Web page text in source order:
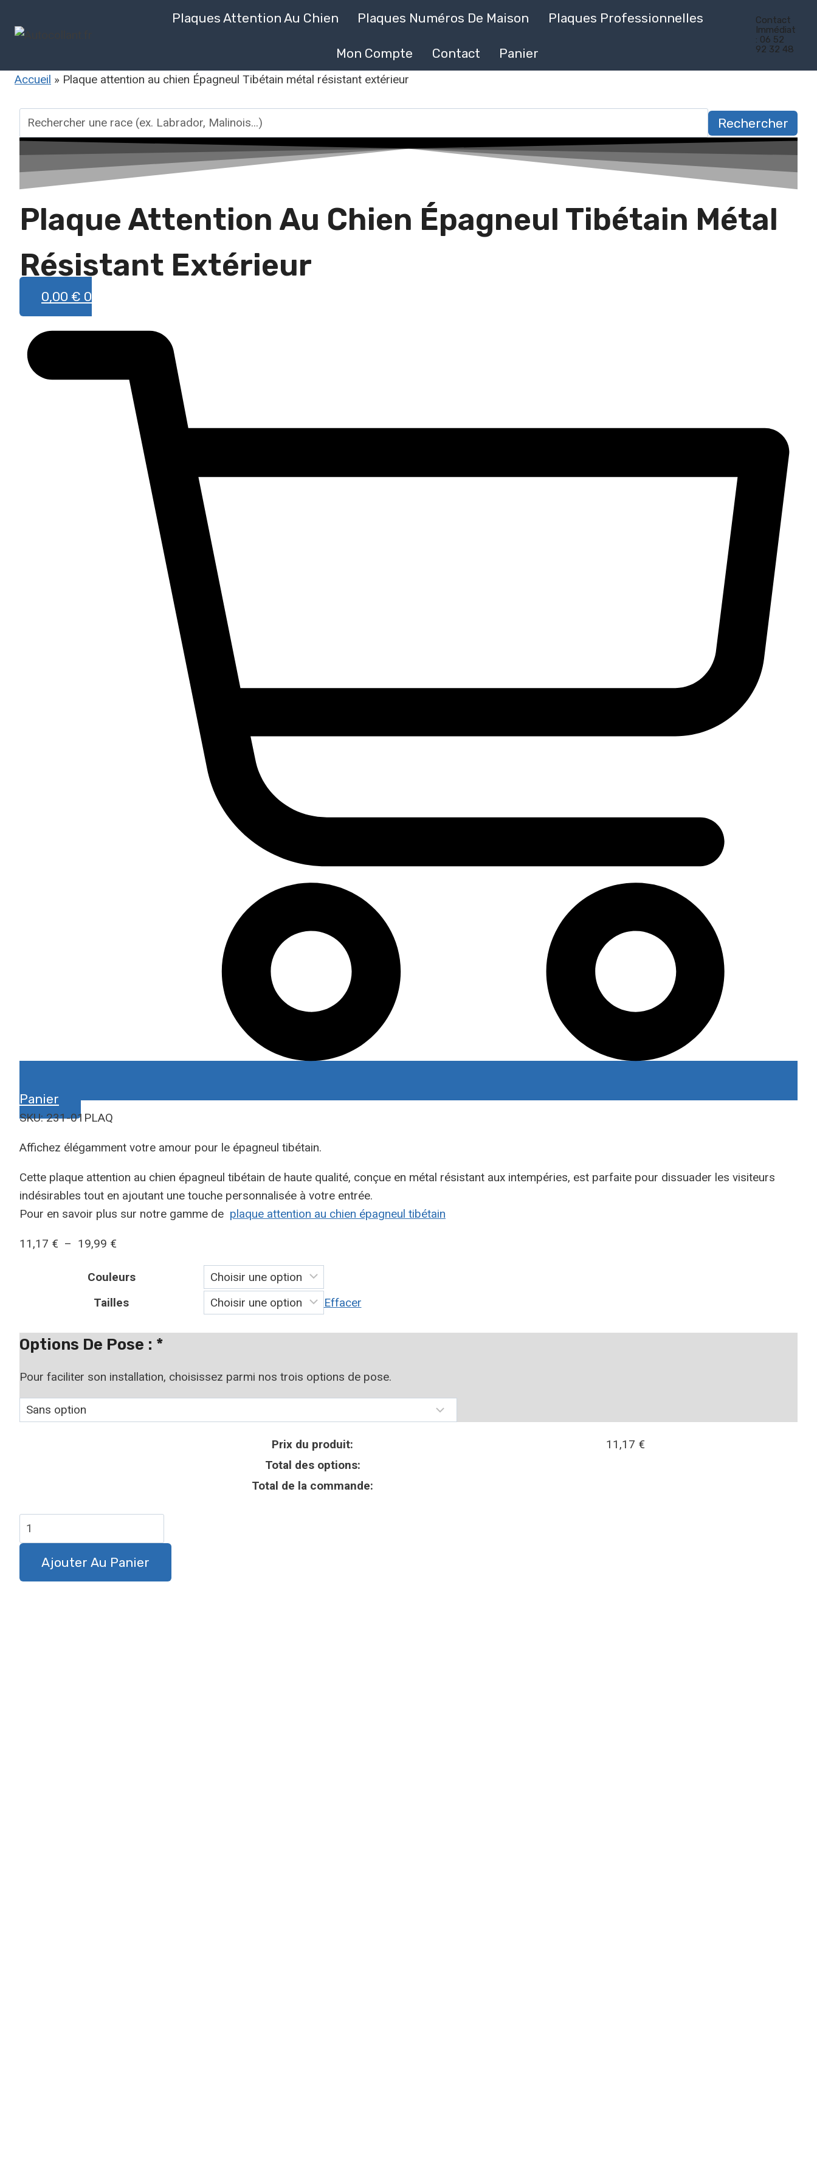
Plaques Attention Au Chien Plaques Numéros De Maison Plaques Professionnelles
Mon Compte Contact Panier
Contact
Immédiat
: 06 52
92 32 48
Accueil » Plaque attention au chien Épagneul Tibétain métal résistant extérieur
Rechercher
race
Rechercher
Plaque Attention Au Chien Épagneul Tibétain Métal
Résistant Extérieur
0,00 € 0
Panier
SKU: 231-01PLAQ
Affichez élégamment votre amour pour le épagneul tibétain.
Cette plaque attention au chien épagneul tibétain de haute qualité, conçue en métal résistant aux intempéries, est parfaite pour dissuader les visiteurs
indésirables tout en ajoutant une touche personnalisée à votre entrée.
Pour en savoir plus sur notre gamme de plaque attention au chien épagneul tibétain
11,17 € – 19,99 €
prix :
11,17 €
19,99 €
Couleurs
Tailles
Effacer
Options De Pose : *
Pour faciliter son installation, choisissez parmi nos trois options de pose.
Prix du produit: 11,17 €
Total des options:
Total de la commande:
quantité
de
Plaque
attention
Ajouter Au Panier